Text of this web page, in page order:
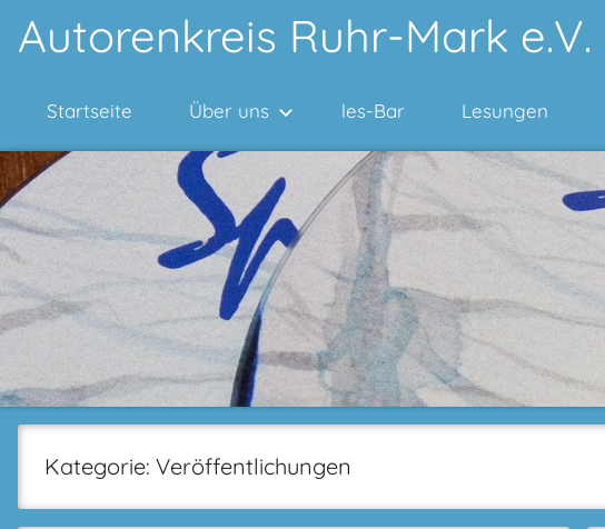
Inhalt
Autorenkreis Ruhr-Mark e.V.
Startseite Über uns les-Bar Lesungen
Kategorie: Veröffentlichungen